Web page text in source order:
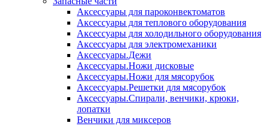
Аксессуары для пароконвектоматов
Аксессуары для теплового оборудования
Аксессуары для холодильного оборудования
Аксессуары для электромеханики
Аксессуары.Дежи
Аксессуары.Ножи дисковые
Аксессуары.Ножи для мясорубок
Аксессуары.Решетки для мясорубок
Аксессуары.Спирали, венчики, крюки,
лопатки
Венчики для миксеров